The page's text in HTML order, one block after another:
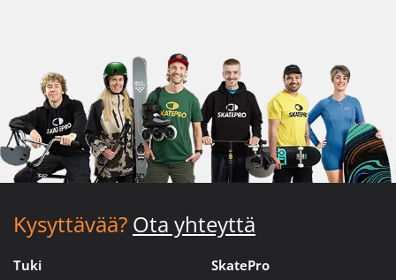
Kysyttävää? Ota yhteyttä
Tuki SkatePro